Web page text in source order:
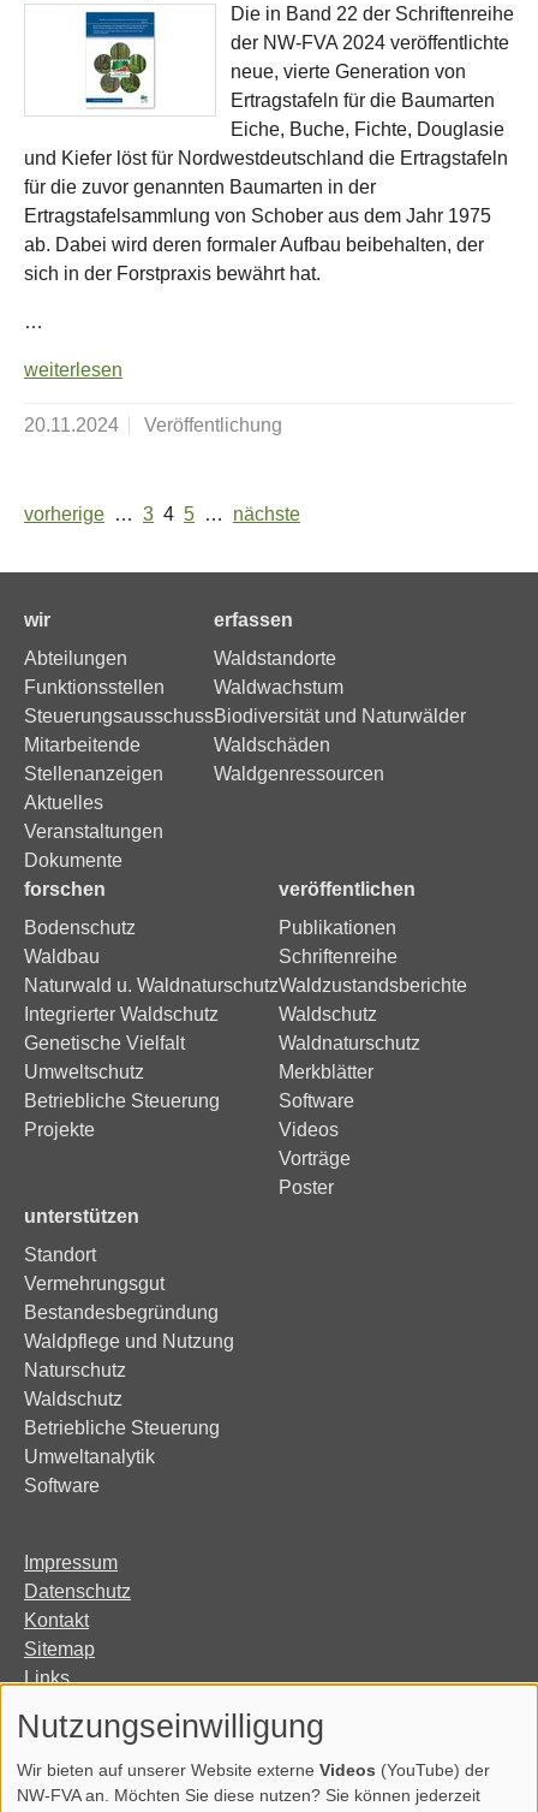
Die in Band 22 der Schriftenreihe
der NW-FVA 2024 veröffentlichte
neue, vierte Generation von
Ertragstafeln für die Baumarten
Eiche, Buche, Fichte, Douglasie
und Kiefer löst für Nordwestdeutschland die Ertragstafeln
für die zuvor genannten Baumarten in der
Ertragstafelsammlung von Schober aus dem Jahr 1975
ab. Dabei wird deren formaler Aufbau beibehalten, der
sich in der Forstpraxis bewährt hat.
…
weiterlesen
20.11.2024 Veröffentlichung
vorherige … 3 4 5 … nächste
wir
Abteilungen
Funktionsstellen
Steuerungsausschuss
Mitarbeitende
Stellenanzeigen
Aktuelles
Veranstaltungen
Dokumente
erfassen
Waldstandorte
Waldwachstum
Biodiversität und Naturwälder
Waldschäden
Waldgenressourcen
forschen
Bodenschutz
Waldbau
Naturwald u. Waldnaturschutz
Integrierter Waldschutz
Genetische Vielfalt
Umweltschutz
Betriebliche Steuerung
Projekte
veröffentlichen
Publikationen
Schriftenreihe
Waldzustandsberichte
Waldschutz
Waldnaturschutz
Merkblätter
Software
Videos
Vorträge
Poster
unterstützen
Standort
Vermehrungsgut
Bestandesbegründung
Waldpflege und Nutzung
Naturschutz
Waldschutz
Betriebliche Steuerung
Umweltanalytik
Software
Impressum
Datenschutz
Kontakt
Sitemap
Links
Erklärung zur Barrierefreiheit
Nutzungseinwilligung
Wir bieten auf unserer Website externe Videos (YouTube) der
NW-FVA an. Möchten Sie diese nutzen? Sie können jederzeit